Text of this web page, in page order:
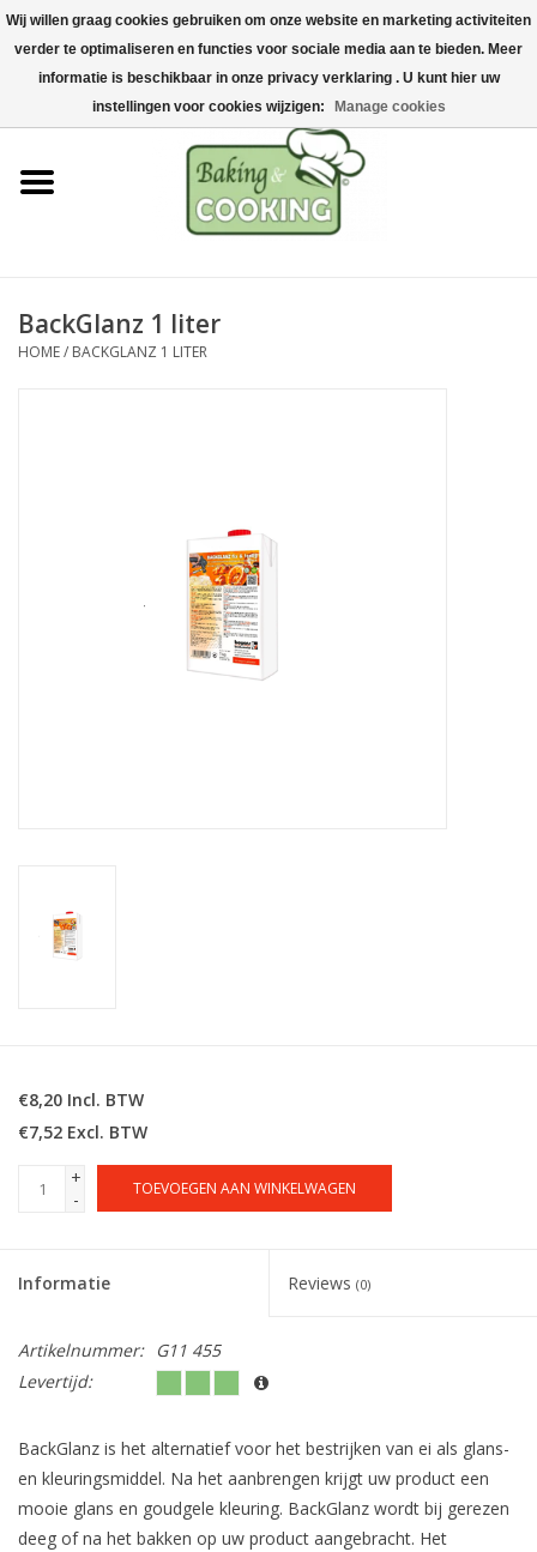
Home
Bak-& kookgerei
Machines & onderdelen
Chocolade & ijsbereiding
BackGlanz 1 liter
HOME/ BACKGLANZ 1 LITER
€8,20 Incl. BTW
€7,52 Excl. BTW
+
-
TOEVOEGEN AAN WINKELWAGEN
Informatie Reviews (0)
Artikelnummer:
G11 455
Levertijd:
BackGlanz is het alternatief voor het bestrijken van ei als glans-
en kleuringsmiddel. Na het aanbrengen krijgt uw product een
mooie glans en goudgele kleuring. BackGlanz wordt bij gerezen
deeg of na het bakken op uw product aangebracht. Het
Wij willen graag cookies gebruiken om onze website en marketing activiteiten
verder te optimaliseren en functies voor sociale media aan te bieden. Meer
informatie is beschikbaar in onze privacy verklaring . U kunt hier uw
instellingen voor cookies wijzigen:
Manage cookies